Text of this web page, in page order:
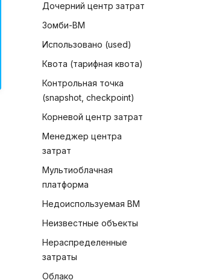
Дочерний центр затрат
Зомби-ВМ
Использовано (used)
Квота (тарифная квота)
Контрольная точка
(snapshot, checkpoint)
Корневой центр затрат
Менеджер центра
затрат
Мультиоблачная
платформа
Недоиспользуемая ВМ
Неизвестные объекты
Нераспределенные
затраты
Облако